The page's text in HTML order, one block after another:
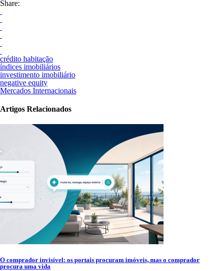
Share:
crédito habitação
índices imobiliários
investimento imobiliário
negative equity
Mercados Internacionais
Artigos Relacionados
O comprador invisível: os portais procuram imóveis, mas o comprador
procura uma vida